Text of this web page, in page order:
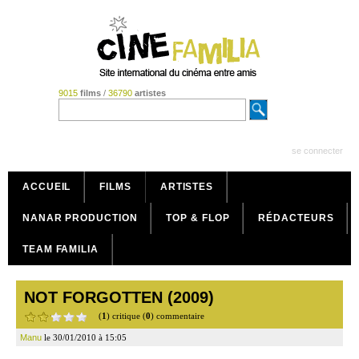
9015 films/ 36790 artistes
se connecter
ACCUEIL FILMS ARTISTES
NANAR PRODUCTION TOP & FLOP RÉDACTEURS
TEAM FAMILIA
NOT FORGOTTEN (2009)
(1) critique (0) commentaire
Manu le 30/01/2010 à 15:05